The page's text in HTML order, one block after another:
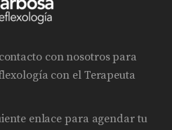
con nosotros para
con el Terapeuta
enlace para agendar tu